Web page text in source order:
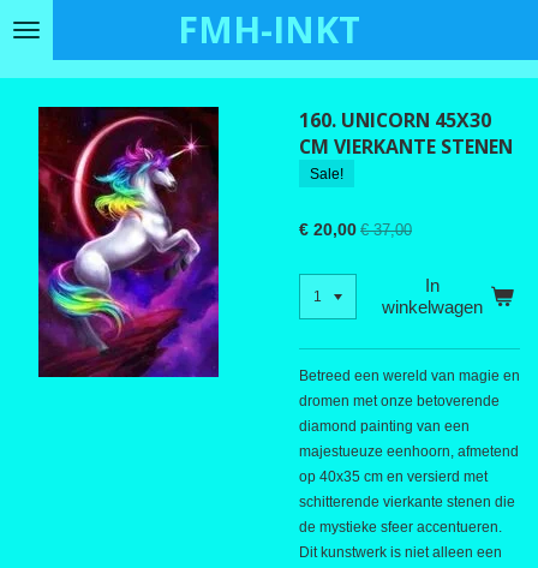
Ga
hoofdinhoud
FMH-INKT
160. UNICORN 45X30
CM VIERKANTE STENEN
Sale!
€ 20,00 € 37,00
In
winkelwagen
Betreed een wereld van magie en
dromen met onze betoverende
diamond painting van een
majestueuze eenhoorn, afmetend
op 40x35 cm en versierd met
schitterende vierkante stenen die
de mystieke sfeer accentueren.
Dit kunstwerk is niet alleen een